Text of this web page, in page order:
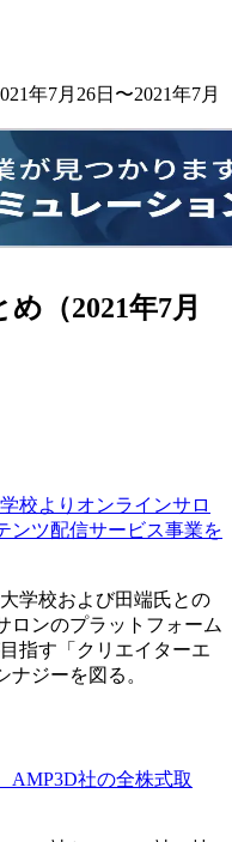
年7月26日〜2021年7月
（2021年7月
校よりオンラインサロ
ンツ配信サービス事業を
学校および田端氏との
ロンのプラットフォーム
指す「クリエイターエ
ジーを図る。
AMP3D社の全株式取